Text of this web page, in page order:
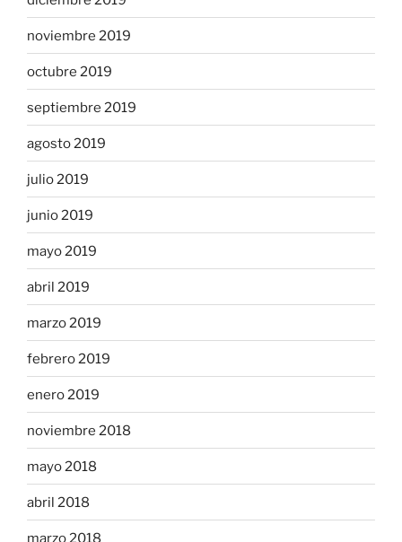
noviembre 2019
octubre 2019
septiembre 2019
agosto 2019
julio 2019
junio 2019
mayo 2019
abril 2019
marzo 2019
febrero 2019
enero 2019
noviembre 2018
mayo 2018
abril 2018
marzo 2018